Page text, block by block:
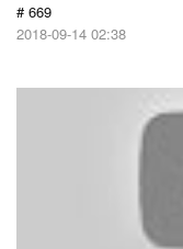
# 669
2018-09-14 02:38